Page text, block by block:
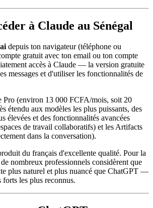
à Claude au Sénégal
depuis ton navigateur (téléphone ou
gratuit avec ton email ou ton compte
accès à Claude — la version gratuite
messages et d'utiliser les fonctionnalités de
Pro (environ 13 000 FCFA/mois, soit 20
étendu aux modèles les plus puissants, des
élevées et des fonctionnalités avancées
de travail collaboratifs) et les Artifacts
dans la conversation).
du français d'excellente qualité. Pour la
nombreux professionnels considèrent que
plus naturel et plus nuancé que ChatGPT —
forts les plus reconnus.